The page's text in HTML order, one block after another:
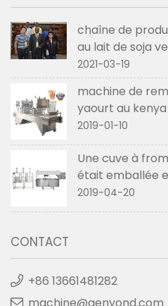
chaîne de
au lait de soja
2021-03-19
machine de
yaourt au kenya
2019-01-10
Une cuve à
était emballée
Unis en avril 2019
2019-04-20
CONTACT
+86 13661481282